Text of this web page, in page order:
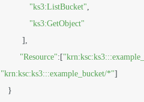
"ks3:ListBucket",
"ks3:GetObject"
         ],
"Resource":[
"krn:ksc:ks3:::example_bucket/*"]
   }